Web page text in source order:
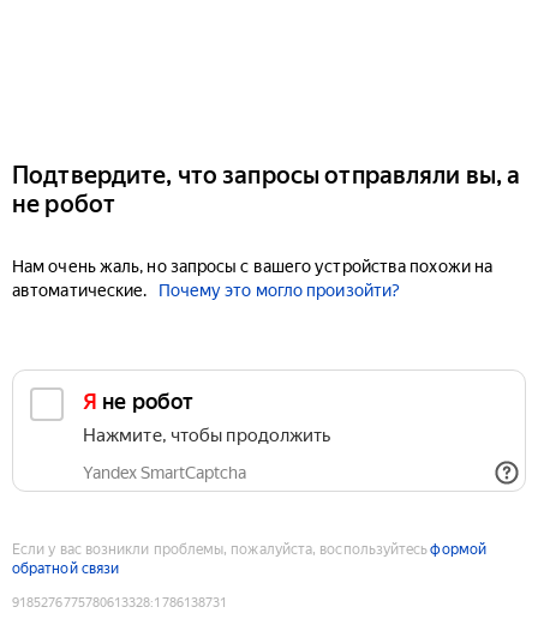
Подтвердите, что запросы отправляли вы, а
не робот
Нам очень жаль, но запросы с вашего устройства похожи на
автоматические.
Почему это могло произойти?
Я не робот
Нажмите, чтобы продолжить
Yandex SmartCaptcha
Если у вас возникли проблемы, пожалуйста, воспользуйтесьформой
обратной связи
9185276775780613328:1786138731